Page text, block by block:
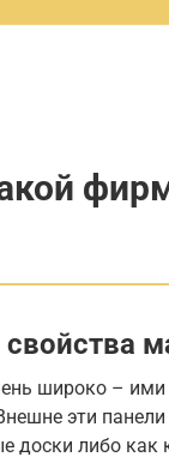
широко –
эти
доски либо